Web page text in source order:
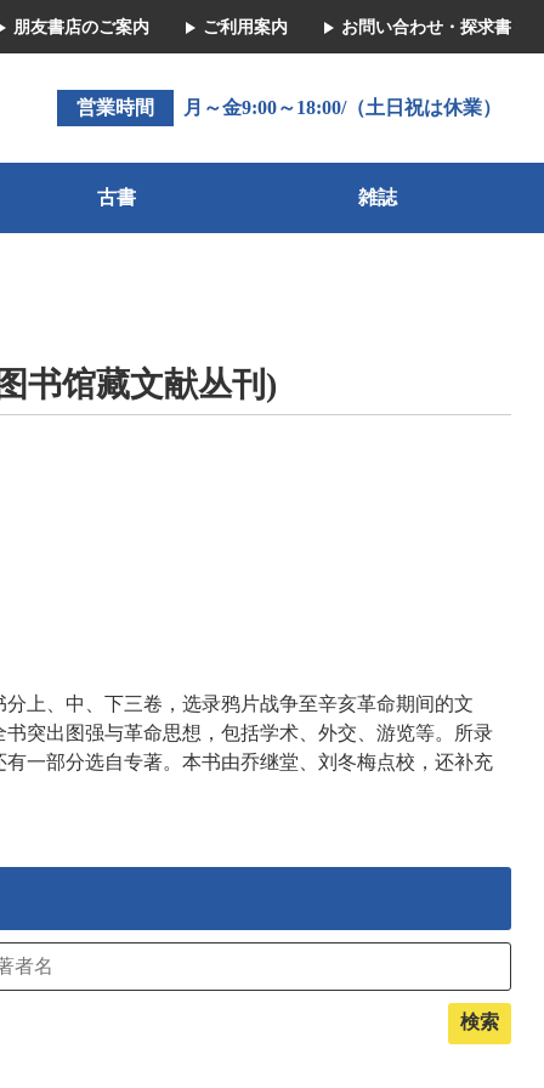
朋友書店のご案内 ご利用案内 お問い合わせ・探求書
営業時間 月～金9:00～18:00/（土日祝は休業）
古書 雑誌
书馆藏文献丛刊)
上、中、下三卷，选录鸦片战争至辛亥革命期间的文
突出图强与革命思想，包括学术、外交、游览等。所录
一部分选自专著。本书由乔继堂、刘冬梅点校，还补充